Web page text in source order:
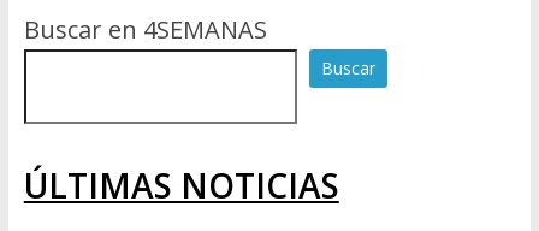
Buscar en 4SEMANAS
Buscar
ÚLTIMAS NOTICIAS